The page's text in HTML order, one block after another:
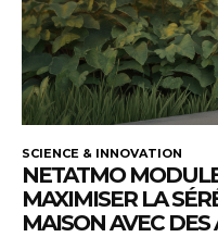
SCIENCE & INNOVATION
NETATMO
MAXIMISER LA
MAISON AVEC DES